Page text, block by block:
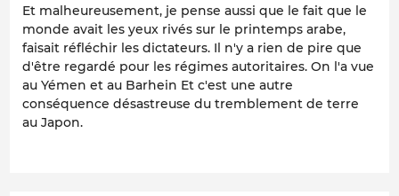
Et malheureusement, je pense aussi que le fait que le
monde avait les yeux rivés sur le printemps arabe,
faisait réfléchir les dictateurs. Il n'y a rien de pire que
d'être regardé pour les régimes autoritaires. On l'a vue
au Yémen et au Barhein Et c'est une autre
conséquence désastreuse du tremblement de terre
au Japon.